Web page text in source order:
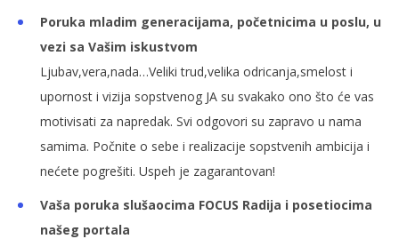
Poruka mladim generacijama, početnicima u poslu, u
vezi sa Vašim iskustvom
Ljubav,vera,nada…Veliki trud,velika odricanja,smelost i
upornost i vizija sopstvenog JA su svakako ono što će vas
motivisati za napredak. Svi odgovori su zapravo u nama
samima. Počnite o sebe i realizacije sopstvenih ambicija i
nećete pogrešiti. Uspeh je zagarantovan!
Vaša poruka slušaocima FOCUS Radija i posetiocima
našeg portala